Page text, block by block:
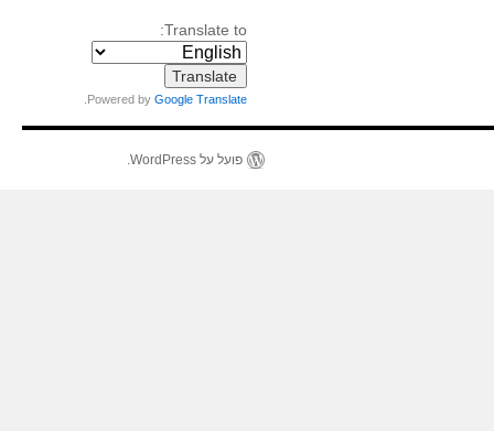
Translate to:
Powered byGoogle Translate
פועל על WordPress.